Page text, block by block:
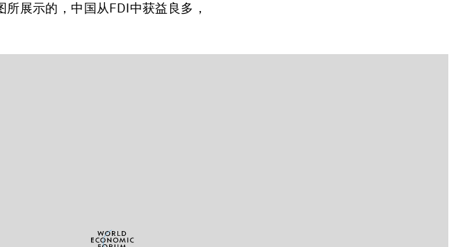
展示的，中国从FDI中获益良多，